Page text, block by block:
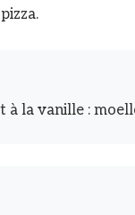
à la vanille :